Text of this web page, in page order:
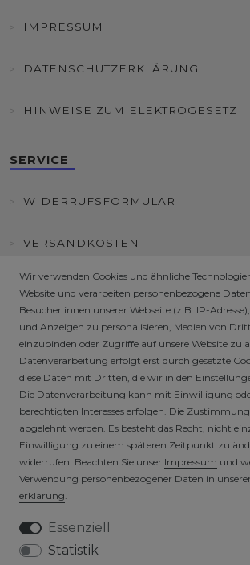
IMPRESSUM
DATENSCHUTZERKLÄRUNG
HINWEISE ZUM ELEKTROGESETZ
SERVICE
WIDERRUFSFORMULAR
VERSANDKOSTEN
KUNDENINFORMATIONEN
FAQ
HÄNDLER / B2B SHOP
SICHERE ZAHLARTEN
VERSICHERTER VERSAND
Wir verwenden Cookies und ähnliche
Website und verarbeiten personenbezogene
Besucher:innen unserer Webseite (z.B. IP-
und Anzeigen zu personalisieren, Medien von
einzubinden oder Zugriffe auf unsere Website zu
Datenverarbeitung erfolgt erst durch gesetzte
diese Daten mit Dritten, die wir in den
Die Datenverarbeitung kann mit Einwilligung
berechtigten Interesses erfolgen. Die
abgelehnt werden. Es besteht das Recht, nicht
Einwilligung zu einem späteren Zeitpunkt zu
widerrufen. Beachten Sie unser Impressum und
Verwendung personenbezogener Daten in unserer
erklärung.
Essenziell
Statistik